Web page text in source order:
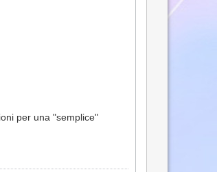
per una "semplice"